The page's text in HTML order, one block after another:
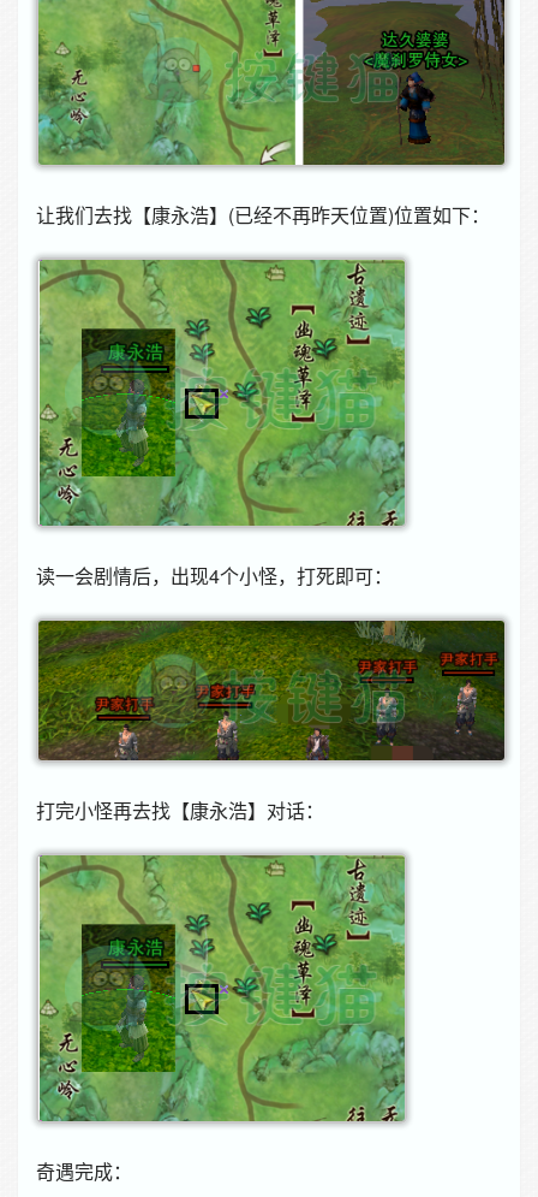
让我们去找【康永浩】(已经不再昨天位置)位置如下：
读一会剧情后，出现4个小怪，打死即可：
打完小怪再去找【康永浩】对话：
奇遇完成：